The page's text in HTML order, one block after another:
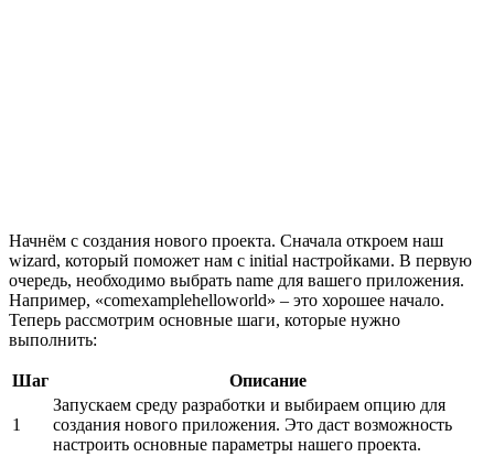
Начнём с создания нового проекта. Сначала откроем наш
wizard, который поможет нам с initial настройками. В первую
очередь, необходимо выбрать name для вашего приложения.
Например, «comexamplehelloworld» – это хорошее начало.
Теперь рассмотрим основные шаги, которые нужно
выполнить:
Шаг Описание
1
Запускаем среду разработки и выбираем опцию для
создания нового приложения. Это даст возможность
настроить основные параметры нашего проекта.